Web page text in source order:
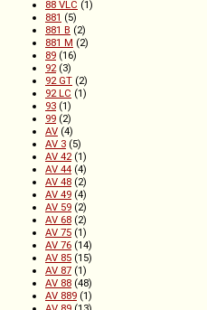
88 VLC (1)
881 (5)
881 B (2)
881 M (2)
89 (16)
92(3)
92 GT (2)
92 LC (1)
93 (1)
99 (2)
AV (4)
AV 3 (5)
AV 42(1)
AV 44 (4)
AV 48 (2)
AV 49 (4)
AV 59 (2)
AV 68 (2)
AV 75 (1)
AV 76 (14)
AV 85 (15)
AV 87 (1)
AV 88 (48)
AV 889 (1)